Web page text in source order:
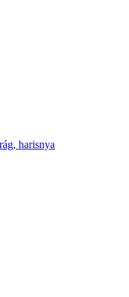
harisnya